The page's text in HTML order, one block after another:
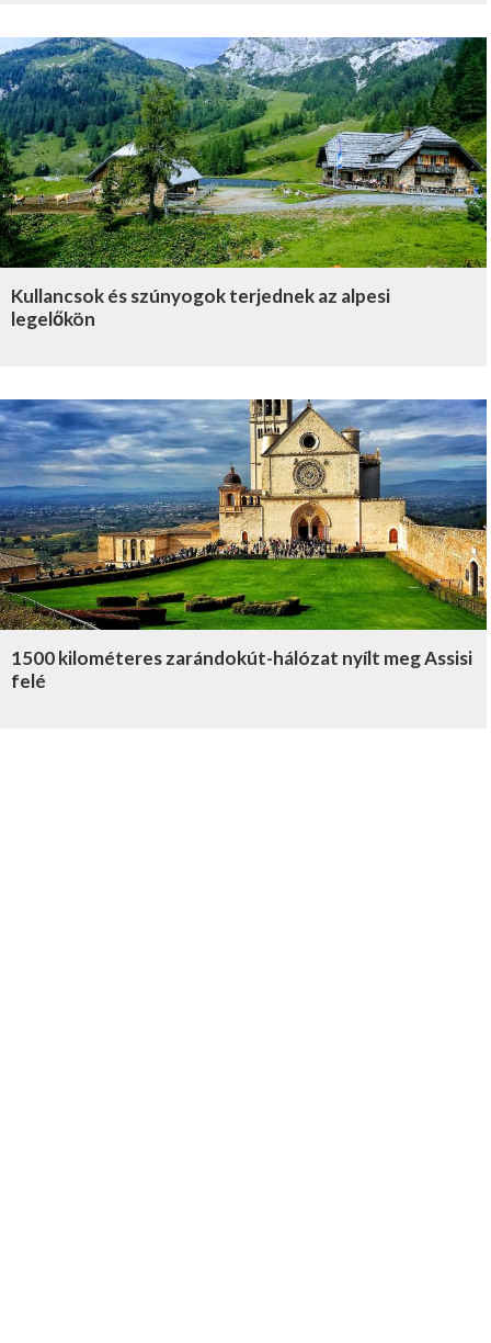
Kullancsok és szúnyogok terjednek az alpesi
legelőkön
1500 kilométeres zarándokút-hálózat nyílt meg Assisi
felé